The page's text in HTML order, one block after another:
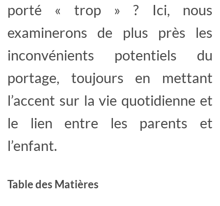
porté « trop » ? Ici, nous
examinerons de plus près les
inconvénients potentiels du
portage, toujours en mettant
l’accent sur la vie quotidienne et
le lien entre les parents et
l’enfant.
Table des Matières